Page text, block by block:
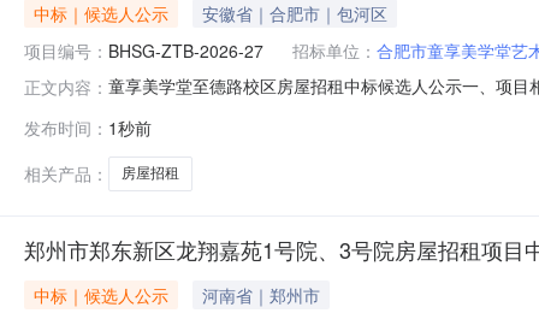
中标｜候选人公示
安徽省｜合肥市｜包河区
项目编号： BHSG-ZTB-2026-27 招标单位： 合肥市童享美学堂艺
正文内容： 童享美学堂至德路校区房屋招租中标候选人公示一、项
价：3500元（大写：叁仟伍佰元整）第二中标（成交）
系人:徐工
发布时间： 1秒前
相关产品：
房屋招租
郑州市郑东新区龙翔嘉苑1号院、3号院房屋招租项目
中标｜候选人公示
河南省｜郑州市